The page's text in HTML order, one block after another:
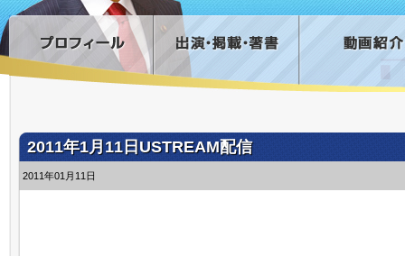
2011年1月11日USTREAM配信
2011年01月11日